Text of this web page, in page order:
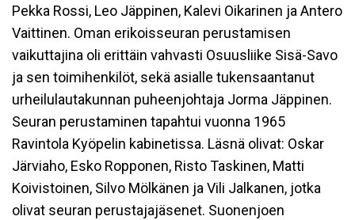
Pekka Rossi, Leo Jäppinen, Kalevi Oikarinen ja Antero
Vaittinen. Oman erikoisseuran perustamisen
vaikuttajina oli erittäin vahvasti Osuusliike Sisä-Savo
ja sen toimihenkilöt, sekä asialle tukensaantanut
urheilulautakunnan puheenjohtaja Jorma Jäppinen.
Seuran perustaminen tapahtui vuonna 1965
Ravintola Kyöpelin kabinetissa. Läsnä olivat: Oskar
Järviaho, Esko Ropponen, Risto Taskinen, Matti
Koivistoinen, Silvo Mölkänen ja Vili Jalkanen, jotka
olivat seuran perustajajäsenet. Suonenjoen